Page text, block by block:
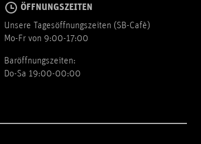
ÖFFNUNGSZEITEN
Unsere Tagesöffnungszeiten (SB-Cafè)
Mo-Fr von 9:00-17:00
Baröffnungszeiten:
Do-Sa 19:00-00:00